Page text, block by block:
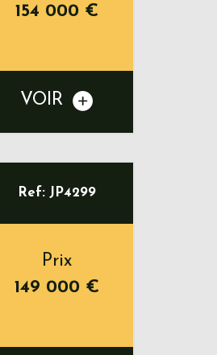
154 000 €
VOIR
Ref: JP4299
Prix
149 000 €